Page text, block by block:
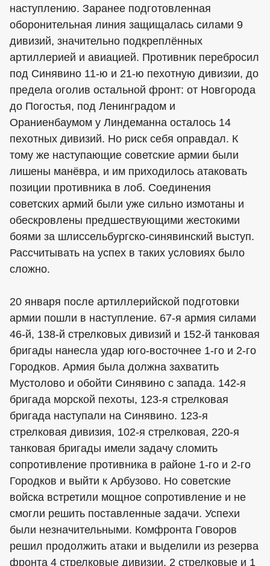
наступлению. Заранее подготовленная
оборонительная линия защищалась силами 9
дивизий, значительно подкреплённых
артиллерией и авиацией. Противник перебросил
под Синявино 11-ю и 21-ю пехотную дивизии, до
предела оголив остальной фронт: от Новгорода
до Погостья, под Ленинградом и
Ораниенбаумом у Линдеманна осталось 14
пехотных дивизий. Но риск себя оправдал. К
тому же наступающие советские армии были
лишены манёвра, и им приходилось атаковать
позиции противника в лоб. Соединения
советских армий были уже сильно измотаны и
обескровлены предшествующими жестокими
боями за шлиссельбургско-синявинский выступ.
Рассчитывать на успех в таких условиях было
сложно.
20 января после артиллерийской подготовки
армии пошли в наступление. 67-я армия силами
46-й, 138-й стрелковых дивизий и 152-й танковая
бригады нанесла удар юго-восточнее 1-го и 2-го
Городков. Армия была должна захватить
Мустолово и обойти Синявино с запада. 142-я
бригада морской пехоты, 123-я стрелковая
бригада наступали на Синявино. 123-я
стрелковая дивизия, 102-я стрелковая, 220-я
танковая бригады имели задачу сломить
сопротивление противника в районе 1-го и 2-го
Городков и выйти к Арбузово. Но советские
войска встретили мощное сопротивление и не
смогли решить поставленные задачи. Успехи
были незначительными. Комфронта Говоров
решил продолжить атаки и выделили из резерва
фронта 4 стрелковые дивизии, 2 стрелковые и 1